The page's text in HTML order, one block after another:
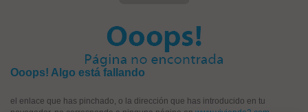
Ooops! Algo está fallando
el enlace que has pinchado, o la dirección que has introducido en tu